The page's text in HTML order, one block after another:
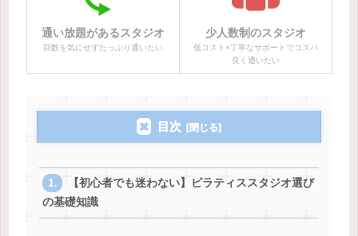
通い放題があるスタジオ
回数を気にせずたっぷり通いたい
少人数制のスタジオ
低コスト×丁寧なサポートでコスパ
良く通いたい
目次
【初心者でも迷わない】ピラティススタジオ選び
の基礎知識